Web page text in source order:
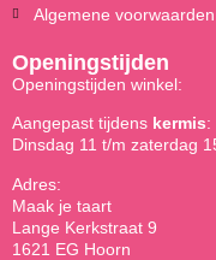
Algemene voorwaarden
Openingstijden
Openingstijden winkel:
Aangepast tijdens kermis:
Dinsdag 11 t/m zaterdag
Adres:
Maak je taart
Lange Kerkstraat 9
1621 EG Hoorn